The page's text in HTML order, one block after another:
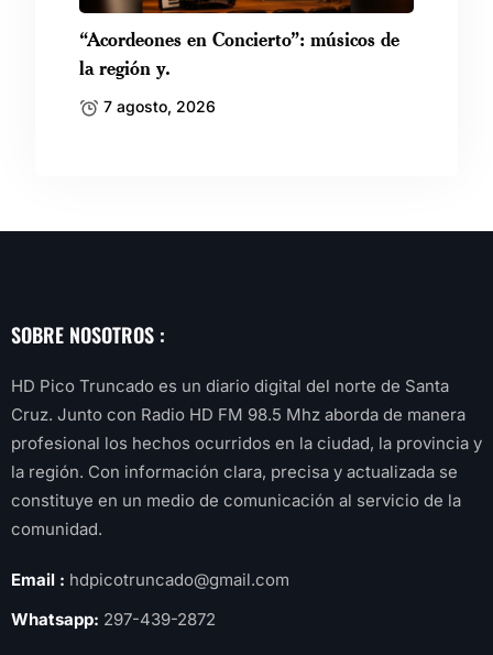
“Acordeones en Concierto”: músicos de
la región y.
7 agosto, 2026
SOBRE NOSOTROS :
HD Pico Truncado es un diario digital del norte de Santa
Cruz. Junto con Radio HD FM 98.5 Mhz aborda de manera
profesional los hechos ocurridos en la ciudad, la provincia y
la región. Con información clara, precisa y actualizada se
constituye en un medio de comunicación al servicio de la
comunidad.
Email : hdpicotruncado@gmail.com
Whatsapp: 297-439-2872